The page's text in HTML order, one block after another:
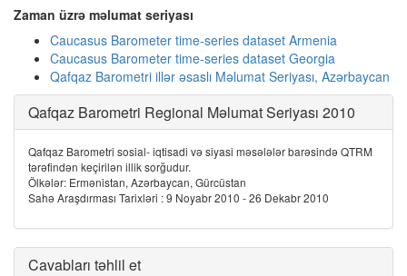
Zaman üzrə məlumat seriyası
Caucasus Barometer time-series dataset Armenia
Caucasus Barometer time-series dataset Georgia
Qafqaz Barometri illər əsaslı Məlumat Seriyası, Azərbaycan
Qafqaz Barometri Regional Məlumat Seriyası 2010
Qafqaz Barometri sosial- iqtisadi və siyasi məsələlər barəsində QTRM
tərəfindən keçirilən illik sorğudur.
Ölkələr: Ermənistan, Azərbaycan, Gürcüstan
Sahə Araşdırması Tarixləri : 9 Noyabr 2010 - 26 Dekabr 2010
Cavabları təhlil et